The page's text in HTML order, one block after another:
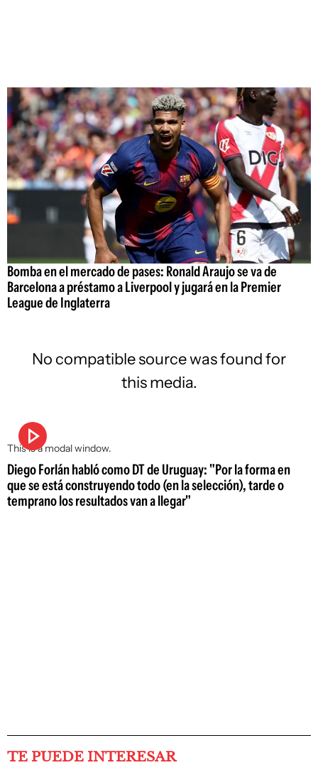
Bomba en el mercado de pases: Ronald Araujo se va de
Barcelona a préstamo a Liverpool y jugará en la Premier
League de Inglaterra
This is a modal window.
No compatible source was found for
this media.
Diego Forlán habló como DT de Uruguay: "Por la forma en
que se está construyendo todo (en la selección), tarde o
temprano los resultados van a llegar"
TE PUEDE INTERESAR